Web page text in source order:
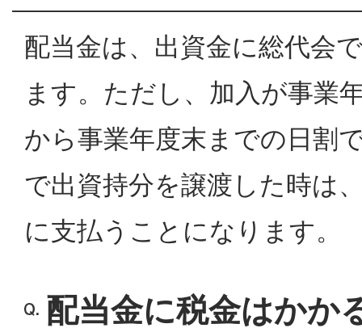
配当金は、出資金に総代会
ます。ただし、加入が事業
から事業年度末までの日割
で出資持分を譲渡した時は
に支払うことになります。
配当金に税金はかか